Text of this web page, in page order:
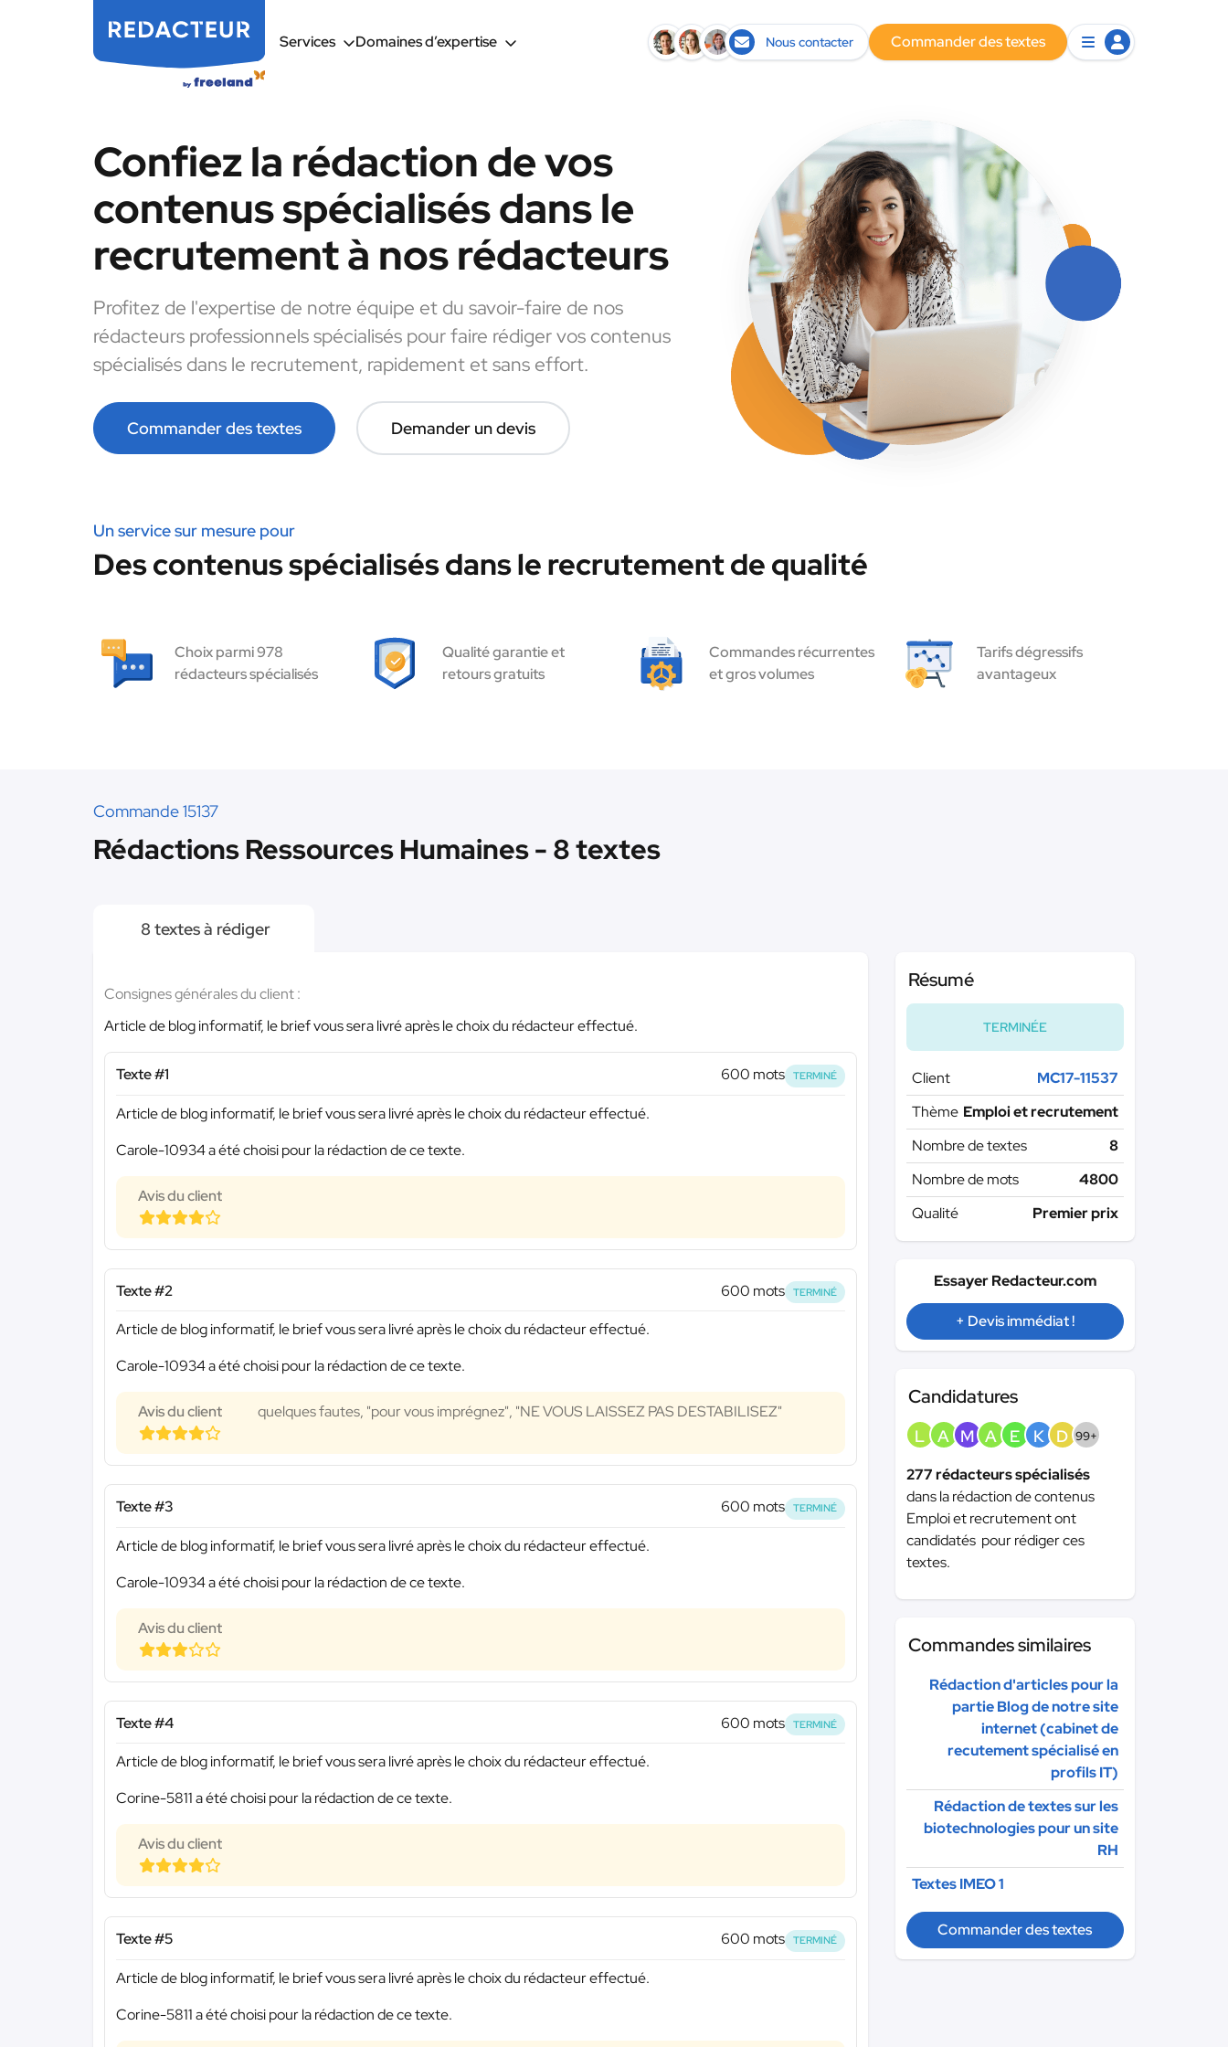
Services Domaines d’expertise Nous contacter Commander des textes
Confiez la rédaction de vos
contenus spécialisés dans le
recrutement à nos rédacteurs
Profitez de l'expertise de notre équipe et du savoir-faire de nos
rédacteurs professionnels spécialisés pour faire rédiger vos contenus
spécialisés dans le recrutement, rapidement et sans effort.
Commander des textes Demander un devis
Un service sur mesure pour
Des contenus spécialisés dans le recrutement de qualité
Choix parmi 978
rédacteurs spécialisés
Qualité garantie et
retours gratuits
Commandes récurrentes
et gros volumes
Tarifs dégressifs
avantageux
Commande 15137
Rédactions Ressources Humaines - 8 textes
8 textes à rédiger
Consignes générales du client :
Article de blog informatif, le brief vous sera livré après le choix du rédacteur effectué.
Texte #1 600 mots TERMINÉ
Article de blog informatif, le brief vous sera livré après le choix du rédacteur effectué.
Carole-10934 a été choisi pour la rédaction de ce texte.
Avis du client
Texte #2 600 mots TERMINÉ
Article de blog informatif, le brief vous sera livré après le choix du rédacteur effectué.
Carole-10934 a été choisi pour la rédaction de ce texte.
Avis du client quelques fautes, "pour vous imprégnez", "NE VOUS LAISSEZ PAS DESTABILISEZ"
Texte #3 600 mots TERMINÉ
Article de blog informatif, le brief vous sera livré après le choix du rédacteur effectué.
Carole-10934 a été choisi pour la rédaction de ce texte.
Avis du client
Texte #4 600 mots TERMINÉ
Article de blog informatif, le brief vous sera livré après le choix du rédacteur effectué.
Corine-5811 a été choisi pour la rédaction de ce texte.
Avis du client
Texte #5 600 mots TERMINÉ
Article de blog informatif, le brief vous sera livré après le choix du rédacteur effectué.
Corine-5811 a été choisi pour la rédaction de ce texte.
Résumé
TERMINÉE
Client
MC17-11537
Thème Emploi et recrutement
Nombre de textes
8
Nombre de mots
4800
Qualité
Premier prix
Essayer Redacteur.com
+ Devis immédiat !
Candidatures
L A M A E K D 99+
277 rédacteurs spécialisés
dans la rédaction de contenus
Emploi et recrutement ont
candidatés pour rédiger ces
textes.
Commandes similaires
Rédaction d'articles pour la
partie Blog de notre site
internet (cabinet de
recutement spécialisé en
profils IT)
Rédaction de textes sur les
biotechnologies pour un site
RH
Textes IMEO 1
Commander des textes